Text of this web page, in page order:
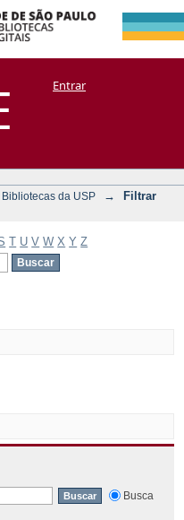
por:
+ CoriscoEntrar
da USP →
Filtrar
T U V W X Y Z
Busca